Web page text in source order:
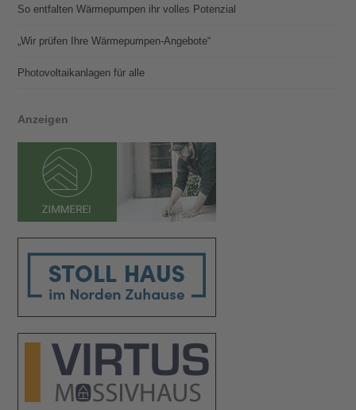
So entfalten Wärmepumpen ihr volles Potenzial
„Wir prüfen Ihre Wärmepumpen-Angebote“
Photovoltaik­­anlagen für alle
Anzeigen